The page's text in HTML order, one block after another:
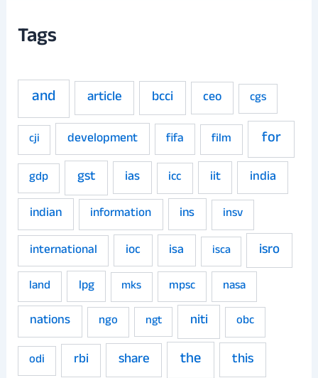
Tags
and article bcci ceo cgs
cji development fifa film for
gdp gst ias icc iit
india
indian
information ins
insv
international
ioc isa isca isro
land lpg mks mpsc nasa
nations ngo ngt niti
obc
odi
rbi share the this